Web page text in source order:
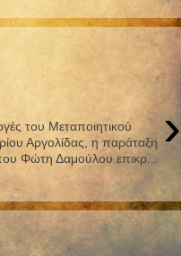
›
του Μεταποιητικού
Αργολίδας, η παράταξη
Φώτη Δαμούλου επικρ...